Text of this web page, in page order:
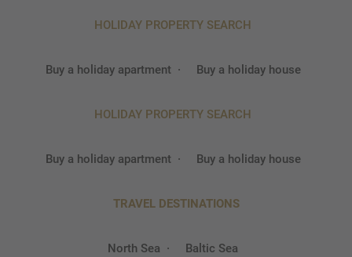
HOLIDAY PROPERTY SEARCH
Buy a holiday apartment Buy a holiday house
HOLIDAY PROPERTY SEARCH
Buy a holiday apartment Buy a holiday house
TRAVEL DESTINATIONS
North Sea Baltic Sea